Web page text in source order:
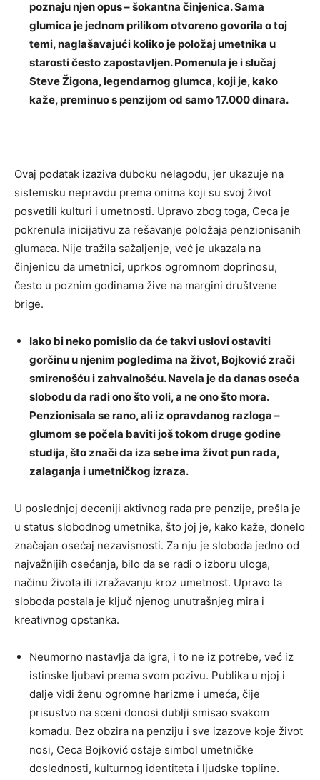
poznaju njen opus – šokantna činjenica. Sama
glumica je jednom prilikom otvoreno govorila o toj
temi, naglašavajući koliko je položaj umetnika u
starosti često zapostavljen. Pomenula je i slučaj
Steve Žigona, legendarnog glumca, koji je, kako
kaže, preminuo s penzijom od samo 17.000 dinara.
Ovaj podatak izaziva duboku nelagodu, jer ukazuje na
sistemsku nepravdu prema onima koji su svoj život
posvetili kulturi i umetnosti. Upravo zbog toga, Ceca je
pokrenula inicijativu za rešavanje položaja penzionisanih
glumaca. Nije tražila sažaljenje, već je ukazala na
činjenicu da umetnici, uprkos ogromnom doprinosu,
često u poznim godinama žive na margini društvene
brige.
Iako bi neko pomislio da će takvi uslovi ostaviti
gorčinu u njenim pogledima na život, Bojković zrači
smirenošću i zahvalnošću. Navela je da danas oseća
slobodu da radi ono što voli, a ne ono što mora.
Penzionisala se rano, ali iz opravdanog razloga –
glumom se počela baviti još tokom druge godine
studija, što znači da iza sebe ima život pun rada,
zalaganja i umetničkog izraza.
U poslednjoj deceniji aktivnog rada pre penzije, prešla je
u status slobodnog umetnika, što joj je, kako kaže, donelo
značajan osećaj nezavisnosti. Za nju je sloboda jedno od
najvažnijih osećanja, bilo da se radi o izboru uloga,
načinu života ili izražavanju kroz umetnost. Upravo ta
sloboda postala je ključ njenog unutrašnjeg mira i
kreativnog opstanka.
Neumorno nastavlja da igra, i to ne iz potrebe, već iz
istinske ljubavi prema svom pozivu. Publika u njoj i
dalje vidi ženu ogromne harizme i umeća, čije
prisustvo na sceni donosi dublji smisao svakom
komadu. Bez obzira na penziju i sve izazove koje život
nosi, Ceca Bojković ostaje simbol umetničke
doslednosti, kulturnog identiteta i ljudske topline.